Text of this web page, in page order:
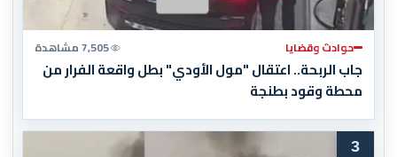
حوادث وقضايا 7,505 مشاهدة
جاب الربحة.. اعتقال "مول الأودي" بطل واقعة الفرار من
محطة وقود بطنجة
3